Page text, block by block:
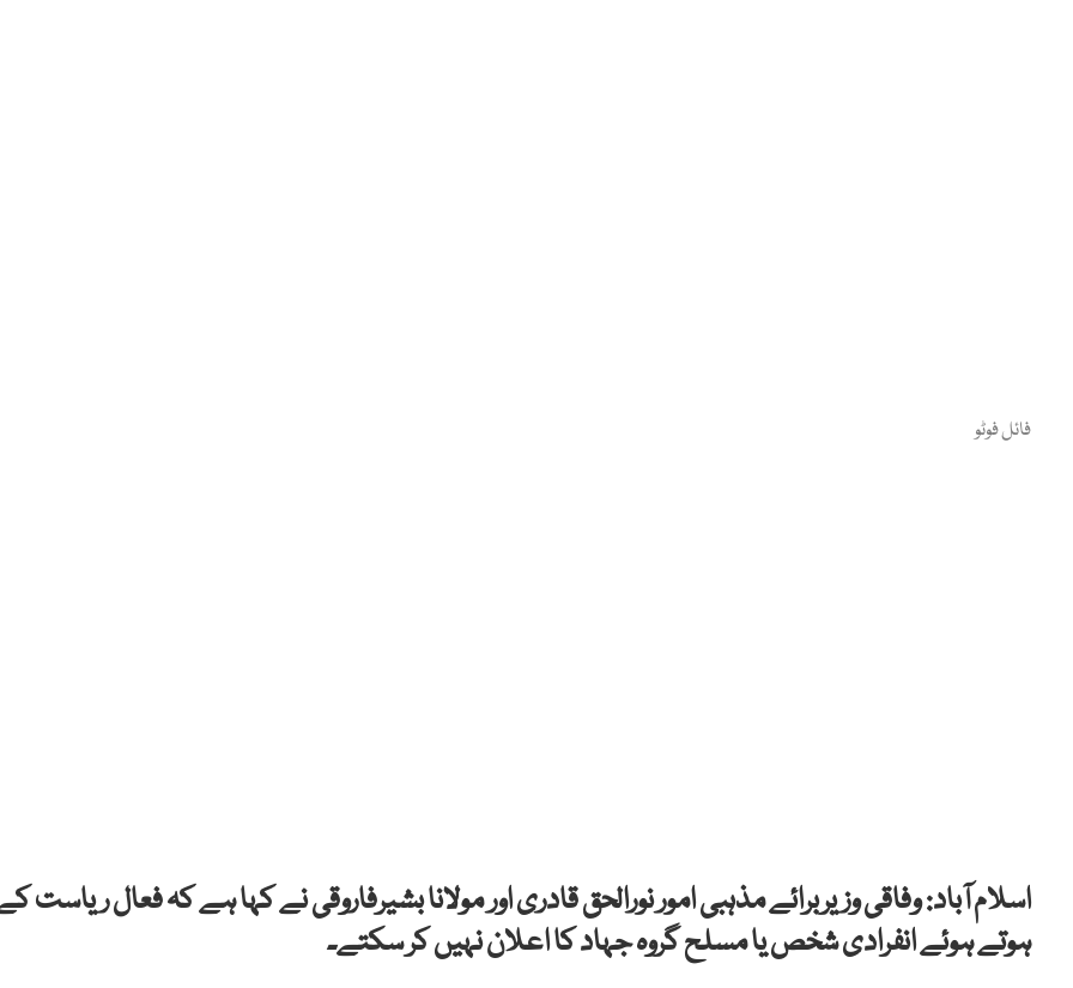
فائل فوٹو
اسلام آباد: وفاقی وزیربرائے مذہبی امور نورالحق قادری اور مولانا بشیرفاروقی نے کہا ہے کہ فعال ریاست
ہوتے ہوئے انفرادی شخص یا مسلح گروہ جہاد کا اعلان نہیں کر سکتے۔